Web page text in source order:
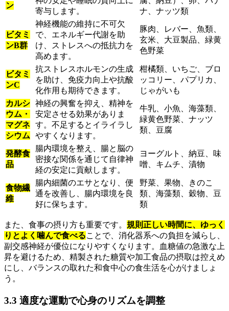
ン
寄与します。
ナ、ナッツ類
ビタミ
ンB群
神経機能の維持に不可欠
で、エネルギー代謝を助
け、ストレスへの抵抗力を
高めます。
豚肉、レバー、魚類、
玄米、大豆製品、緑黄
色野菜
ビタミ
ンC
抗ストレスホルモンの生成
を助け、免疫力向上や抗酸
化作用も期待できます。
柑橘類、いちご、ブロ
ッコリー、パプリカ、
じゃがいも
カルシ
ウム・
マグネ
シウム
神経の興奮を抑え、精神を
安定させる効果がありま
す。不足するとイライラし
やすくなります。
牛乳、小魚、海藻類、
緑黄色野菜、ナッツ
類、豆腐
発酵食
品
腸内環境を整え、腸と脳の
密接な関係を通じて自律神
経の安定に貢献します。
ヨーグルト、納豆、味
噌、キムチ、漬物
食物繊
維
腸内細菌のエサとなり、便
通を改善し、腸内環境を良
好に保ちます。
野菜、果物、きのこ
類、海藻類、穀物、豆
類
また、食事の摂り方も重要です。 規則正しい時間に、ゆっく
りとよく噛んで食べることで、消化器系への負担を減らし、
副交感神経が優位になりやすくなります。血糖値の急激な上
昇を避けるため、精製された糖質や加工食品の摂取は控えめ
にし、バランスの取れた和食中心の食生活を心がけましょ
う。
3.3 適度な運動で心身のリズムを調整